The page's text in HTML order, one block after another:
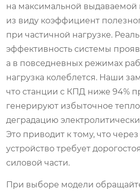
на максимальной выдаваемой
из виду коэффициент
при частичной нагрузке.
эффективность системы
а в повседневных режимах
нагрузка колеблется. Наши
что станции с КПД ниже 94%
генерируют избыточное
деградацию
Это приводит к тому, что
устройство требует
силовой части.
При выборе модели